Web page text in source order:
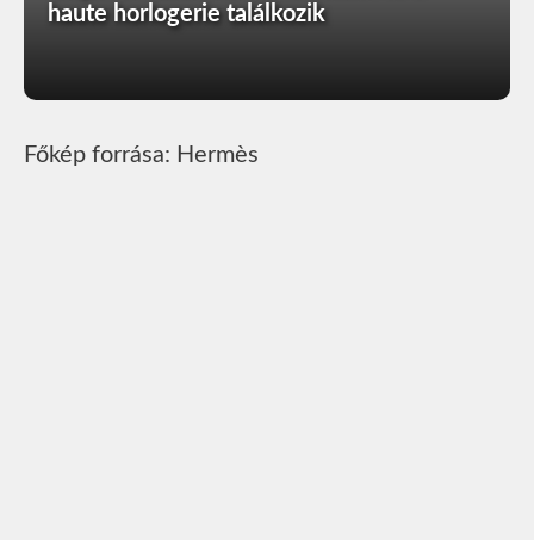
haute horlogerie találkozik
Főkép forrása: Hermès